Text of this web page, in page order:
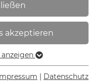
Hundeklo
akzeptieren
Funktionen
Impressum Datenschutz